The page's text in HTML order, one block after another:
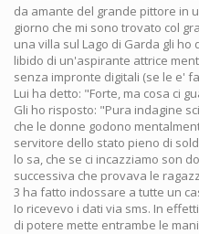
da amante del grande pittore in
giorno che mi sono trovato col
una villa sul Lago di Garda gli
libido di un'aspirante attrice
senza impronte digitali (se le e'
Lui ha detto: "Forte, ma cosa ci
Gli ho risposto: "Pura indagine
che le donne godono
servitore dello stato pieno di
lo sa, che se ci incazziamo son
successiva che provava le
3 ha fatto indossare a tutte un
Io ricevevo i dati via sms. In
di potere mette entrambe le